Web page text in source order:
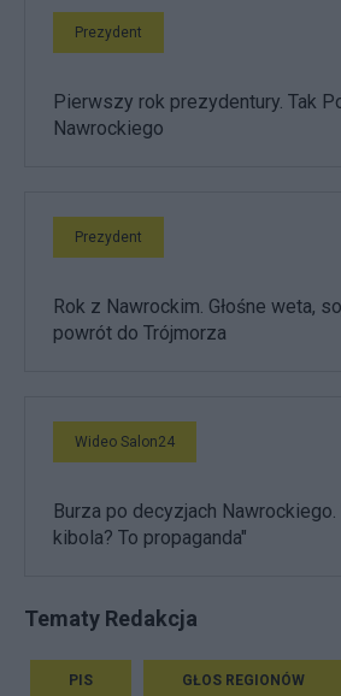
Prezydent
Pierwszy rok prezydentury. Tak
Nawrockiego
Prezydent
Rok z Nawrockim. Głośne weta,
powrót do Trójmorza
Wideo Salon24
Burza po decyzjach Nawrockiego.
kibola? To propaganda"
Tematy Redakcja
PIS GŁOS REGIONÓW